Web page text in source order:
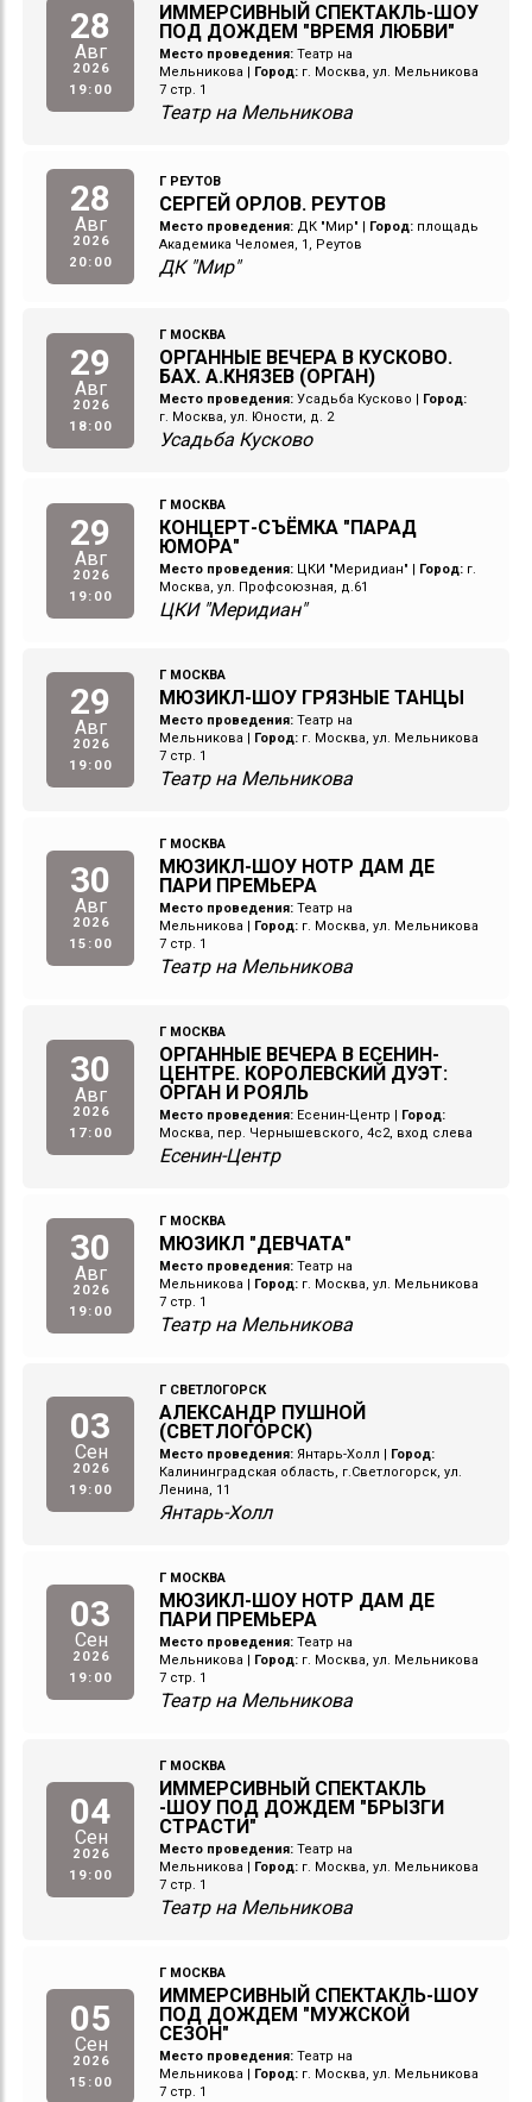
28
Авг
2026
19:00
ИММЕРСИВНЫЙ СПЕКТАКЛЬ-ШОУ
ПОД ДОЖДЕМ "ВРЕМЯ ЛЮБВИ"
Место проведения: Театр на
Мельникова
Город: г. Москва, ул. Мельникова
7 стр. 1
Театр на Мельникова
28
Авг
2026
20:00
Г РЕУТОВ
СЕРГЕЙ ОРЛОВ. РЕУТОВ
Место проведения: ДК "Мир" | Город: площадь
Академика Челомея, 1, Реутов
ДК "Мир"
29
Авг
2026
18:00
Г МОСКВА
ОРГАННЫЕ ВЕЧЕРА В КУСКОВО.
БАХ. А.КНЯЗЕВ (ОРГАН)
Место проведения: Усадьба Кусково
Город:
г. Москва, ул. Юности, д. 2
Усадьба Кусково
29
Авг
2026
19:00
Г МОСКВА
КОНЦЕРТ-СЪЁМКА "ПАРАД
ЮМОРА"
Место проведения: ЦКИ "Меридиан" Город: г.
Москва, ул. Профсоюзная, д.61
ЦКИ "Меридиан"
29
Авг
2026
19:00
Г МОСКВА
МЮЗИКЛ-ШОУ ГРЯЗНЫЕ ТАНЦЫ
Место проведения: Театр на
Мельникова
Город: г. Москва, ул. Мельникова
7 стр. 1
Театр на Мельникова
30
Авг
2026
15:00
Г МОСКВА
МЮЗИКЛ-ШОУ НОТР ДАМ ДЕ
ПАРИ ПРЕМЬЕРА
Место проведения: Театр на
Мельникова
Город: г. Москва, ул. Мельникова
7 стр. 1
Театр на Мельникова
30
Авг
2026
17:00
Г МОСКВА
ОРГАННЫЕ ВЕЧЕРА В ЕСЕНИН-
ЦЕНТРЕ. КОРОЛЕВСКИЙ ДУЭТ:
ОРГАН И РОЯЛЬ
Место проведения: Есенин-Центр
Город:
Москва, пер. Чернышевского, 4с2, вход слева
Есенин-Центр
30
Авг
2026
19:00
Г МОСКВА
МЮЗИКЛ "ДЕВЧАТА"
Место проведения: Театр на
Мельникова
Город: г. Москва, ул. Мельникова
7 стр. 1
Театр на Мельникова
03
Сен
2026
19:00
Г СВЕТЛОГОРСК
АЛЕКСАНДР ПУШНОЙ
(СВЕТЛОГОРСК)
Место проведения: Янтарь-Холл
Город:
Калининградская область, г.Светлогорск, ул.
Ленина, 11
Янтарь-Холл
03
Сен
2026
19:00
Г МОСКВА
МЮЗИКЛ-ШОУ НОТР ДАМ ДЕ
ПАРИ ПРЕМЬЕРА
Место проведения: Театр на
Мельникова
Город: г. Москва, ул. Мельникова
7 стр. 1
Театр на Мельникова
04
Сен
2026
19:00
Г МОСКВА
ИММЕРСИВНЫЙ СПЕКТАКЛЬ
-ШОУ ПОД ДОЖДЕМ "БРЫЗГИ
СТРАСТИ"
Место проведения: Театр на
Мельникова
Город: г. Москва, ул. Мельникова
7 стр. 1
Театр на Мельникова
05
Сен
2026
15:00
Г МОСКВА
ИММЕРСИВНЫЙ СПЕКТАКЛЬ-ШОУ
ПОД ДОЖДЕМ "МУЖСКОЙ
СЕЗОН"
Место проведения: Театр на
Мельникова
Город: г. Москва, ул. Мельникова
7 стр. 1